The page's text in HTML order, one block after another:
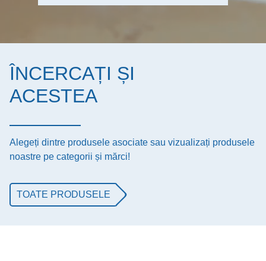
ÎNCERCAȚI ȘI
ACESTEA
Alegeți dintre produsele asociate sau vizualizați produsele
noastre pe categorii și mărci!
TOATE PRODUSELE